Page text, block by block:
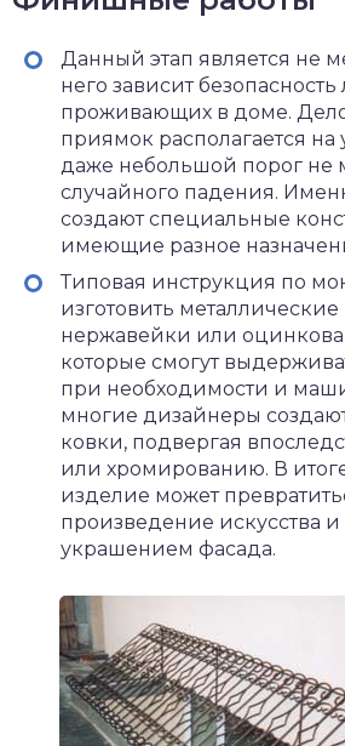
Данный этап является не
него зависит
проживающих в доме. Дело
приямок располагается на
даже небольшой порог не
случайного падения.
создают специальные
имеющие разное
Типовая инструкция по
изготовить
нержавейки или
которые смогут
при необходимости и
многие дизайнеры
ковки, подвергая
или хромированию. В
изделие может
произведение искусства и
украшением фасада.